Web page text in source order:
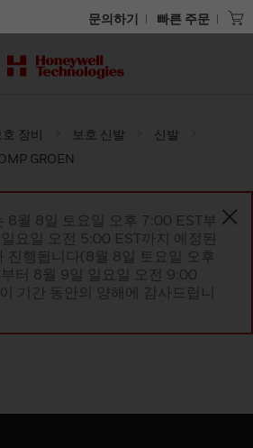
문의하기 빠른 주문
장비 보호 신발
신발
GROEN
8월 8일 토요일 오후 7:00 EST부
요일 오전 5:00 EST까지 예정된
진행됩니다(8월 8일 토요일 오후
터 8월 9일 일요일 오전 9:00
기간 동안의 양해에 감사드립니